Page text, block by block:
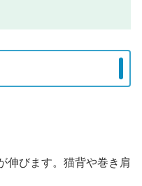
伸びます。猫背や巻き肩